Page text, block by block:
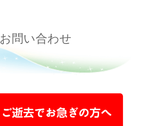
お問い合わせ